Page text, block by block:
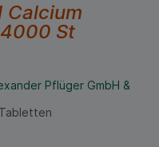
Calcium
4000 St
Pflüger GmbH &
Tabletten